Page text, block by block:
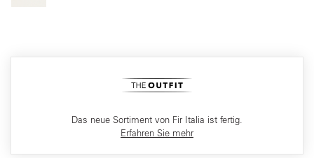
Das neue Sortiment von Fir Italia ist fertig.
Erfahren Sie mehr